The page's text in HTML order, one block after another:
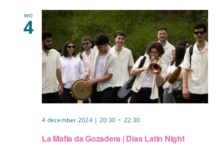
wo
4
La Mafia da Gozadera | Dias Latin Night
4 december 2024 | 20:30 - 22:30